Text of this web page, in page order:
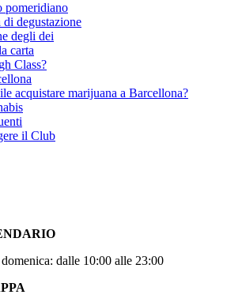
pomeridiano
di degustazione
degli dei
carta
Class?
acquistare marijuana a Barcellona?
il Club
dalle 10:00 alle 23:00